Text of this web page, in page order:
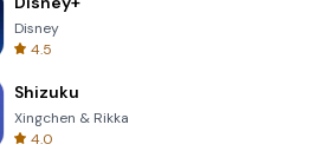
Four Colors
Disney
4.5
Shizuku
Xingchen & Rikka
4.0